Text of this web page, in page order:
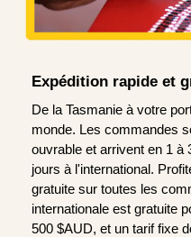
Expédition rapide et
De la Tasmanie à votre
monde. Les commandes
ouvrable et arrivent en 1 à
jours à l'international.
gratuite sur toutes les
internationale est gratuite
500 $AUD, et un tarif fixe